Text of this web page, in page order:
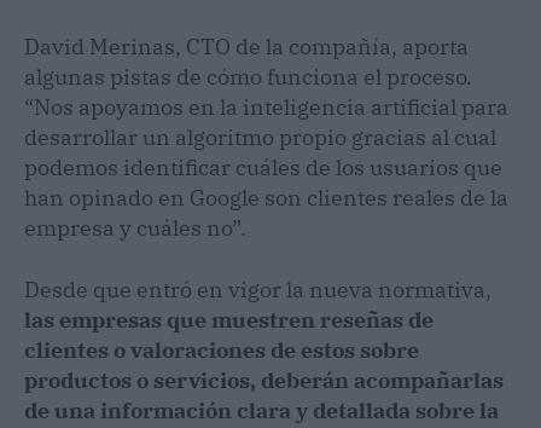
David Merinas, CTO de la compañía, aporta
algunas pistas de cómo funciona el proceso.
“Nos apoyamos en la inteligencia artificial para
desarrollar un algoritmo propio gracias al cual
podemos identificar cuáles de los usuarios que
han opinado en Google son clientes reales de la
empresa y cuáles no”.
Desde que entró en vigor la nueva normativa,
las empresas que muestren reseñas de
clientes o valoraciones de estos sobre
productos o servicios, deberán acompañarlas
de una información clara y detallada sobre la